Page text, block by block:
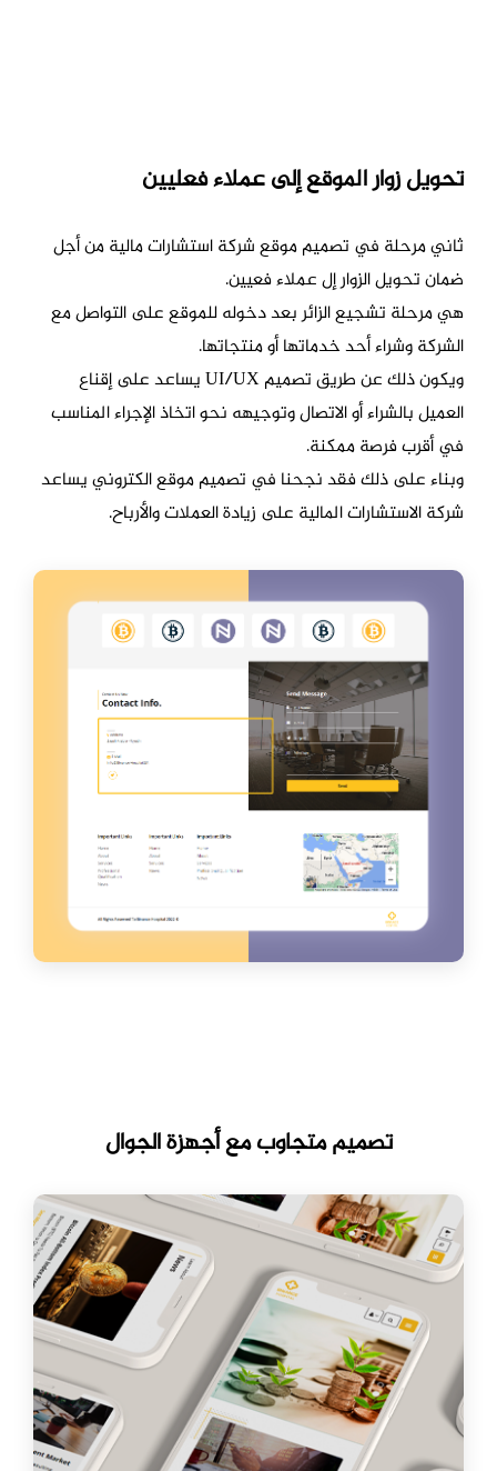
تحويل زوار الموقع إلى عملاء فعليين
ثاني مرحلة في تصميم موقع شركة استشارات مالية من أجل
ضمان تحويل الزوار إل عملاء فعيين.
هي مرحلة تشجيع الزائر بعد دخوله للموقع على التواصل مع
الشركة وشراء أحد خدماتها أو منتجاتها.
ويكون ذلك عن طريق تصميم UI/UX يساعد على إقناع
العميل بالشراء أو الاتصال وتوجيهه نحو اتخاذ الإجراء المناسب
في أقرب فرصة ممكنة.
وبناء على ذلك فقد نجحنا في تصميم موقع الكتروني يساعد
شركة الاستشارات المالية على زيادة العملات والأرباح.
تصميم متجاوب مع أجهزة الجوال